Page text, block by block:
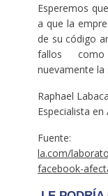
Esperemos
a que la
de su código
fallos
nuevamente la
Raphael
Especialista
la.com/
facebook-